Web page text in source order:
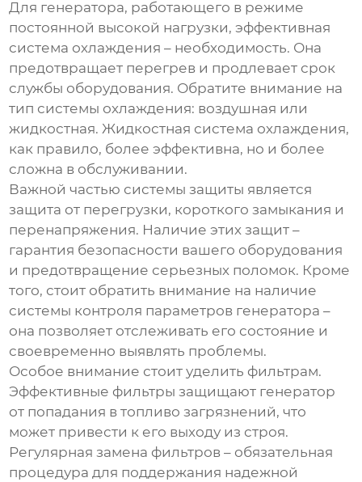
Для генератора, работающего в режиме
постоянной высокой нагрузки, эффективная
система охлаждения – необходимость. Она
предотвращает перегрев и продлевает срок
службы оборудования. Обратите внимание на
тип системы охлаждения: воздушная или
жидкостная. Жидкостная система охлаждения,
как правило, более эффективна, но и более
сложна в обслуживании.
Важной частью системы защиты является
защита от перегрузки, короткого замыкания и
перенапряжения. Наличие этих защит –
гарантия безопасности вашего оборудования
и предотвращение серьезных поломок. Кроме
того, стоит обратить внимание на наличие
системы контроля параметров генератора –
она позволяет отслеживать его состояние и
своевременно выявлять проблемы.
Особое внимание стоит уделить фильтрам.
Эффективные фильтры защищают генератор
от попадания в топливо загрязнений, что
может привести к его выходу из строя.
Регулярная замена фильтров – обязательная
процедура для поддержания надежной